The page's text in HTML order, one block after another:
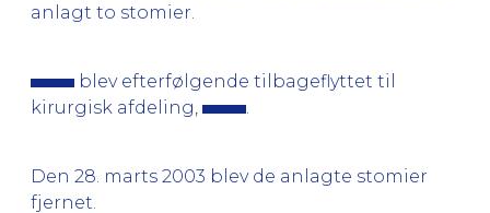
anlagt to stomier.
blev efterfølgende tilbageflyttet til
kirurgisk afdeling,
Den 28. marts 2003 blev de anlagte stomier
fjernet.